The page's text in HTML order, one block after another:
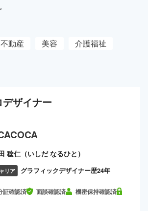
不動産 美容
介護福祉
デザイナー
稔仁（いしだ なるひと）
リア グラフィックデザイナー歴24年
証確認済 面談確認済 機密保持確認済